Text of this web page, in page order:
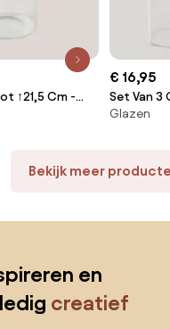
↑21,5 Cm -
€ 16,95
Set Van 3
Glazen
Bekijk meer
en
creatief